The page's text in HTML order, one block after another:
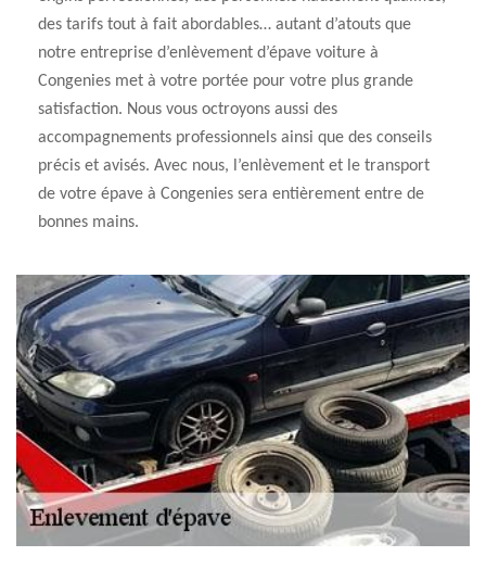
des tarifs tout à fait abordables… autant d’atouts que
notre entreprise d’enlèvement d’épave voiture à
Congenies met à votre portée pour votre plus grande
satisfaction. Nous vous octroyons aussi des
accompagnements professionnels ainsi que des conseils
précis et avisés. Avec nous, l’enlèvement et le transport
de votre épave à Congenies sera entièrement entre de
bonnes mains.